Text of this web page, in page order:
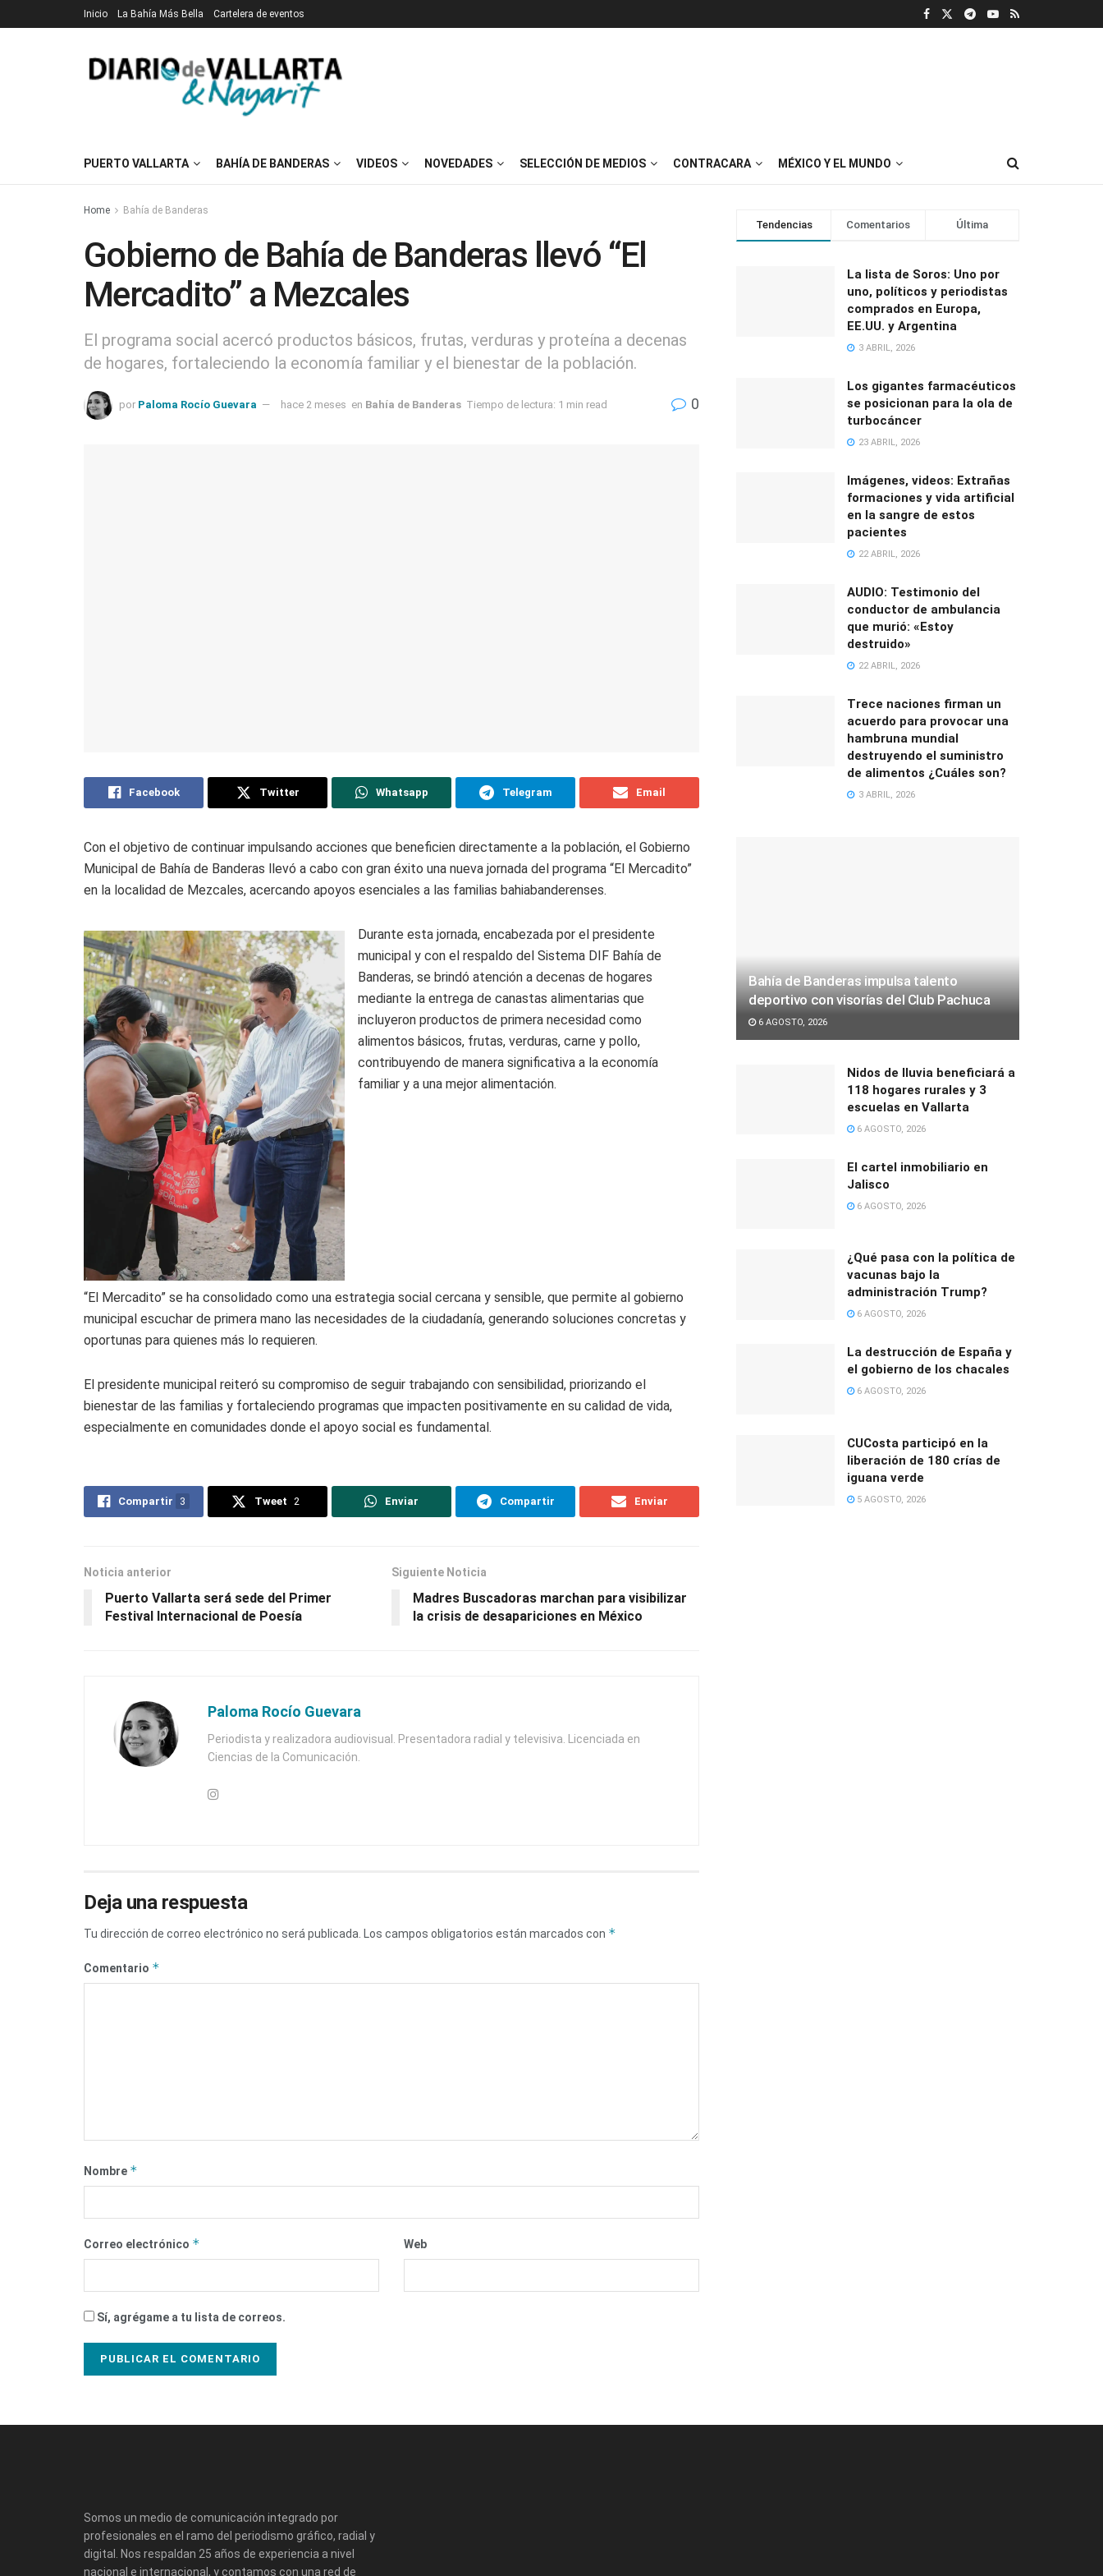
Inicio La Bahía Más Bella Cartelera de eventos
PUERTO VALLARTA BAHÍA DE BANDERAS VIDEOS NOVEDADES SELECCIÓN DE MEDIOS CONTRACARA MÉXICO Y EL MUNDO
Home Bahía de Banderas
Gobierno de Bahía de Banderas llevó “El
Mercadito” a Mezcales
El programa social acercó productos básicos, frutas, verduras y proteína a decenas
de hogares, fortaleciendo la economía familiar y el bienestar de la población.
por Paloma Rocío Guevara hace 2 meses en Bahía de Banderas Tiempo de lectura: 1 min read 0
Facebook Twitter Whatsapp Telegram Email
Con el objetivo de continuar impulsando acciones que beneficien directamente a la población, el Gobierno
Municipal de Bahía de Banderas llevó a cabo con gran éxito una nueva jornada del programa “El Mercadito”
en la localidad de Mezcales, acercando apoyos esenciales a las familias bahiabanderenses.
Durante esta jornada, encabezada por el presidente
municipal y con el respaldo del Sistema DIF Bahía de
Banderas, se brindó atención a decenas de hogares
mediante la entrega de canastas alimentarias que
incluyeron productos de primera necesidad como
alimentos básicos, frutas, verduras, carne y pollo,
contribuyendo de manera significativa a la economía
familiar y a una mejor alimentación.
“El Mercadito” se ha consolidado como una estrategia social cercana y sensible, que permite al gobierno
municipal escuchar de primera mano las necesidades de la ciudadanía, generando soluciones concretas y
oportunas para quienes más lo requieren.
El presidente municipal reiteró su compromiso de seguir trabajando con sensibilidad, priorizando el
bienestar de las familias y fortaleciendo programas que impacten positivamente en su calidad de vida,
especialmente en comunidades donde el apoyo social es fundamental.
Compartir 3 Tweet 2 Enviar Compartir Enviar
Noticia anterior
Puerto Vallarta será sede del Primer
Festival Internacional de Poesía
Siguiente Noticia
Madres Buscadoras marchan para visibilizar
la crisis de desapariciones en México
Paloma Rocío Guevara
Periodista y realizadora audiovisual. Presentadora radial y televisiva. Licenciada en
Ciencias de la Comunicación.
Deja una respuesta
Tu dirección de correo electrónico no será publicada. Los campos obligatorios están marcados con *
Comentario *
Nombre *
Correo electrónico * Web
Sí, agrégame a tu lista de correos.
Tendencias Comentarios Última
La lista de Soros: Uno por
uno, políticos y periodistas
comprados en Europa,
EE.UU. y Argentina
3 ABRIL, 2026
Los gigantes farmacéuticos
se posicionan para la ola de
turbocáncer
23 ABRIL, 2026
Imágenes, videos: Extrañas
formaciones y vida artificial
en la sangre de estos
pacientes
22 ABRIL, 2026
AUDIO: Testimonio del
conductor de ambulancia
que murió: «Estoy
destruido»
22 ABRIL, 2026
Trece naciones firman un
acuerdo para provocar una
hambruna mundial
destruyendo el suministro
de alimentos ¿Cuáles son?
3 ABRIL, 2026
Bahía de Banderas impulsa talento
deportivo con visorías del Club Pachuca
6 AGOSTO, 2026
Nidos de lluvia beneficiará a
118 hogares rurales y 3
escuelas en Vallarta
6 AGOSTO, 2026
El cartel inmobiliario en
Jalisco
6 AGOSTO, 2026
¿Qué pasa con la política de
vacunas bajo la
administración Trump?
6 AGOSTO, 2026
La destrucción de España y
el gobierno de los chacales
6 AGOSTO, 2026
CUCosta participó en la
liberación de 180 crías de
iguana verde
5 AGOSTO, 2026
Somos un medio de comunicación integrado por
profesionales en el ramo del periodismo gráfico, radial y
digital. Nos respaldan 25 años de experiencia a nivel
nacional e internacional, y contamos con una red de